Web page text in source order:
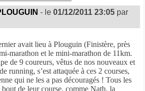
- le 01/12/2011 23:05par
avait lieu à Plouguin (Finistère, près
marathon et le mini-marathon de 11km.
de 9 coureurs, vêtus de nos nouveaux et
running, s’est attaquée à ces 2 courses,
qui ne les a pas découragés ! Tous les
de leur course, comme Nath, la